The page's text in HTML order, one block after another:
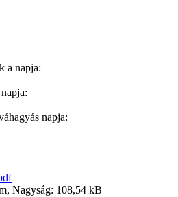
a napja:
napja:
Nagyság: 108,54 kB